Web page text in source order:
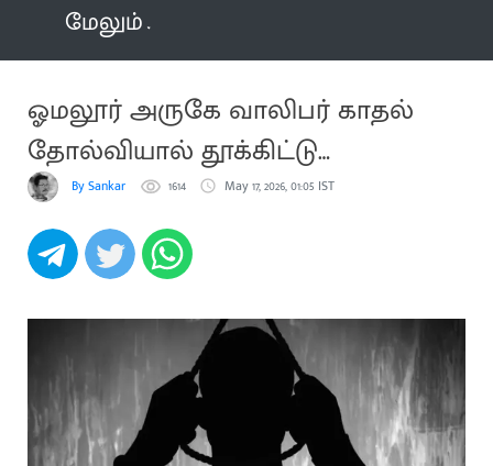
மேலும்
ஓமலூர் அருகே வாலிபர் காதல்
தோல்வியால் தூக்கிட்டு
தற்கொலை
By Sankar 1614 May 17, 2026, 01:05 IST